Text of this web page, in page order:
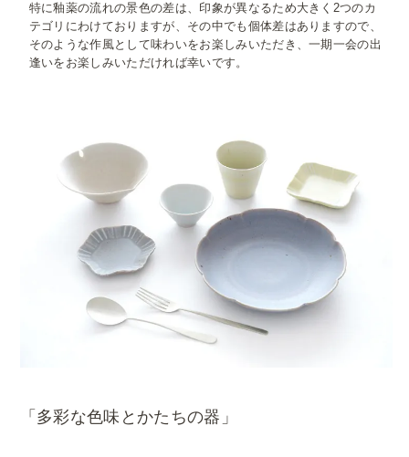
特に釉薬の流れの景色の差は、印象が異なるため大きく2つのカ
テゴリにわけておりますが、その中でも個体差はありますので、
そのような作風として味わいをお楽しみいただき、一期一会の出
逢いをお楽しみいただければ幸いです。
「多彩な色味とかたちの器」